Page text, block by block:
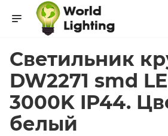
Светильник
DW2271 smd
3000K IP44.
белый